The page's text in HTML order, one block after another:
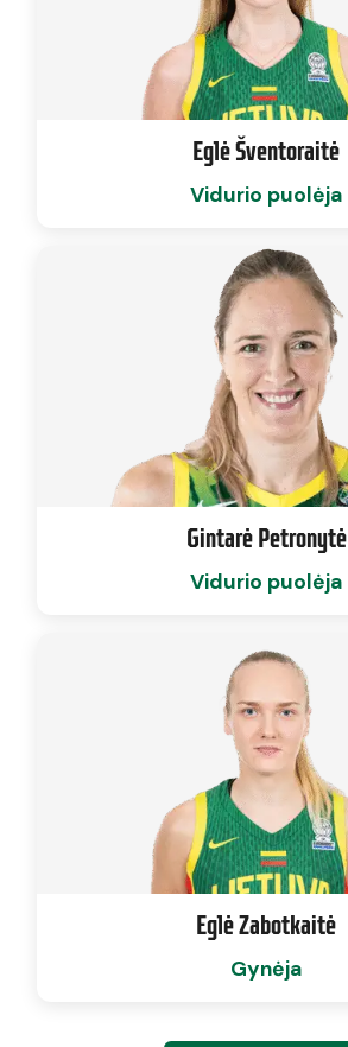
Eglė Šventoraitė
Vidurio puolėja
Gintarė Petronytė
Vidurio puolėja
Eglė Zabotkaitė
Gynėja